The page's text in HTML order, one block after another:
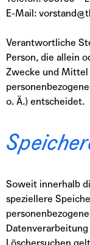
E-Mail:
Verantwortliche
Person, die allein
Zwecke und Mittel
o. Ä.) entscheidet.
Soweit innerhalb
speziellere